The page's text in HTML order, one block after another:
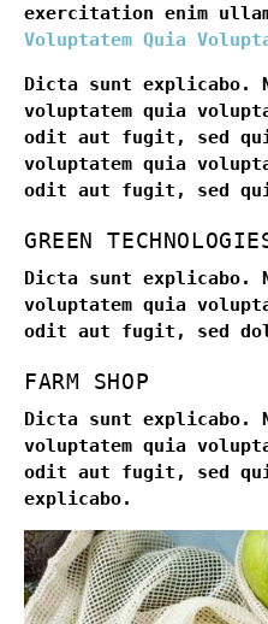
exercitation enim
Voluptatem Quia
Dicta sunt explicabo.
voluptatem quia
odit aut fugit, sed
voluptatem quia
odit aut fugit, sed
GREEN
Dicta sunt explicabo.
voluptatem quia
odit aut fugit, sed
FARM SHOP
Dicta sunt explicabo.
voluptatem quia
odit aut fugit, sed
explicabo.